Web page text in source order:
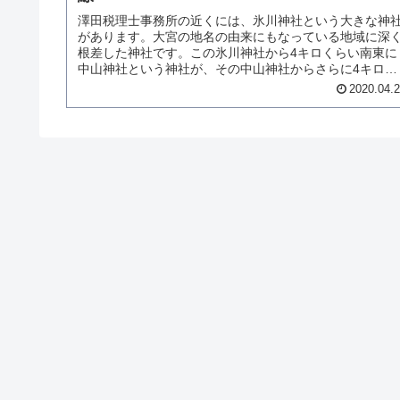
澤田税理士事務所の近くには、氷川神社という大きな神
があります。大宮の地名の由来にもなっている地域に深く
根差した神社です。この氷川神社から4キロくらい南東に
中山神社という神社が、その中山神社からさらに4キロく